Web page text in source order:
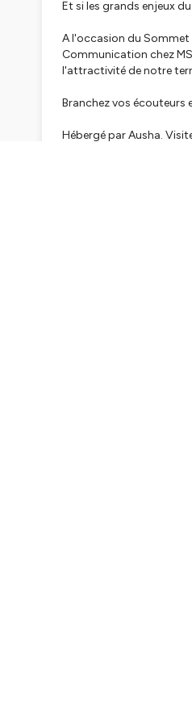
Et si les grands enjeux
A l'occasion du Sommet
Communication chez
l'attractivité de notre
Branchez vos
Hébergé par Ausha.